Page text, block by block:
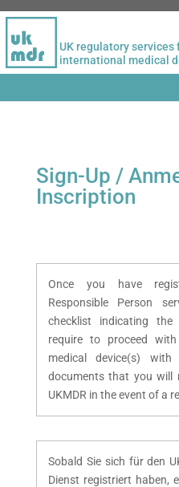
UK regulatory services
international medical
Sign-Up /
Inscription
Once you have
Responsible Person
checklist indicating
require to proceed
medical device(s)
documents that you will
UKMDR in the event of a
Sobald Sie sich für den
Dienst registriert haben,